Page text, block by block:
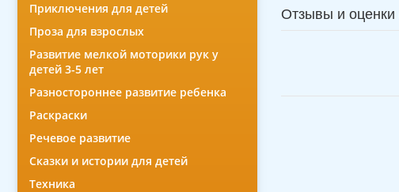
Приключения для детей
Проза для взрослых
Развитие мелкой моторики рук у
детей 3-5 лет
Разностороннее развитие ребенка
Раскраски
Речевое развитие
Сказки и истории для детей
Техника
Отзывы и оценки